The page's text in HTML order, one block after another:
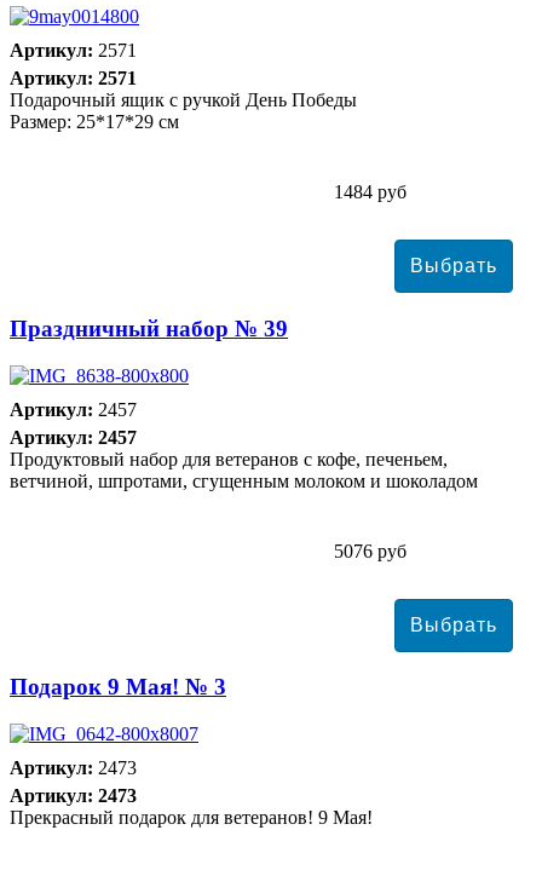
Артикул: 2571
Артикул: 2571
Подарочный ящик с ручкой День Победы
Размер: 25*17*29 см
1484 руб
Праздничный набор № 39
Артикул: 2457
Артикул: 2457
Продуктовый набор для ветеранов с кофе, печеньем,
ветчиной, шпротами, сгущенным молоком и шоколадом
5076 руб
Подарок 9 Мая! № 3
Артикул: 2473
Артикул: 2473
Прекрасный подарок для ветеранов! 9 Мая!